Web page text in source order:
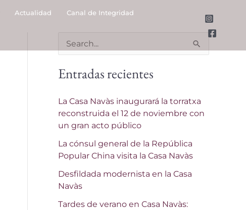
Actualidad Canal de Integridad
s
a
r
p
o
r
:
Entradas recientes
La Casa Navàs inaugurará la torratxa
reconstruida el 12 de noviembre con
un gran acto público
La cónsul general de la República
Popular China visita la Casa Navàs
Desfildada modernista en la Casa
Navàs
Tardes de verano en Casa Navàs: